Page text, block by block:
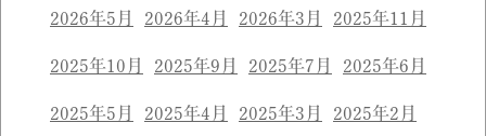
2026年5月 2026年4月 2026年3月 2025年11月
2025年10月 2025年9月 2025年7月 2025年6月
2025年5月 2025年4月 2025年3月 2025年2月